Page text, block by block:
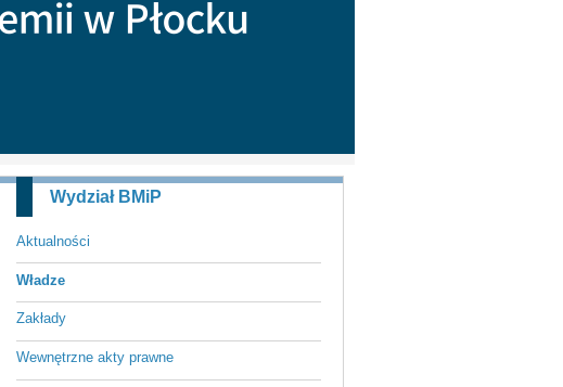
Wydział BMiP
Aktualności
Władze
Zakłady
Wewnętrzne akty prawne